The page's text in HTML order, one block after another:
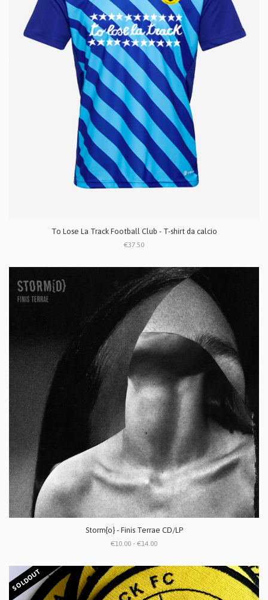
To Lose La Track Football Club - T-shirt da calcio
€37.50
Storm{o} - Finis Terrae CD/LP
€10.00 - €14.00
SOLDOUT